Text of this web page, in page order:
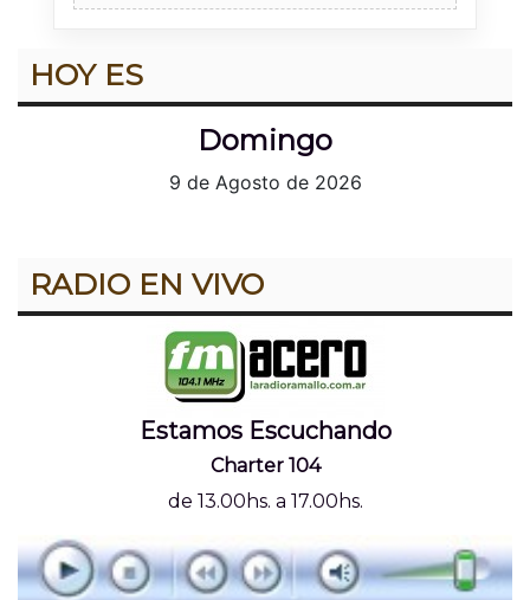
HOY ES
Domingo
9 de Agosto de 2026
RADIO EN VIVO
Estamos Escuchando
Charter 104
de 13.00hs. a 17.00hs.